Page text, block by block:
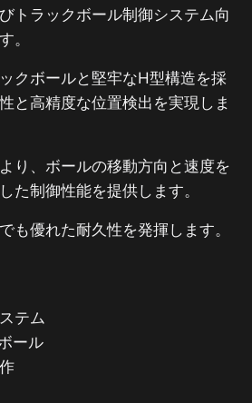
トラックボール制御システム向
。
クボールと堅牢なH型構造を採
と高精度な位置検出を実現しま
り、ボールの移動方向と速度を
た制御性能を提供します。
も優れた耐久性を発揮します。
テム
ール